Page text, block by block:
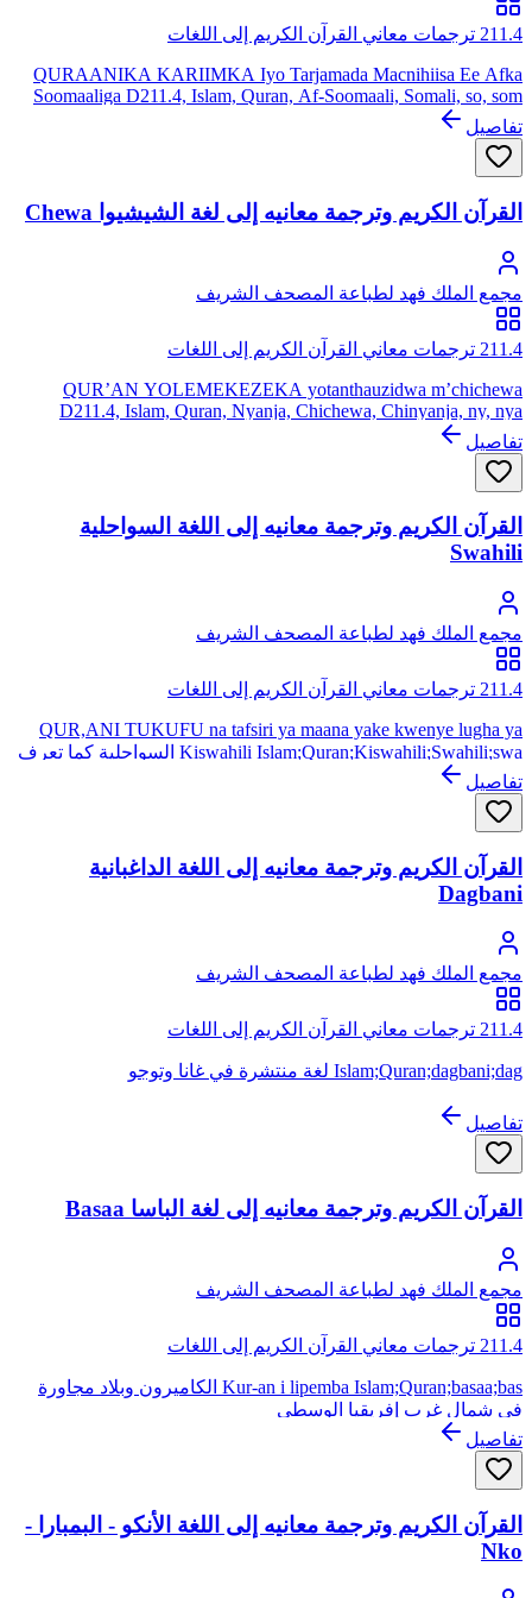
211.4 ترجمات معاني القرآن الكريم إلى اللغات
QURAANIKA KARIIMKA Iyo Tarjamada Macnihiisa Ee Afka
Soomaaliga D211.4, Islam, Quran, Af-Soomaali, Somali, so, som
تفاصيل
القرآن الكريم وترجمة معانيه إلى لغة الشيشيوا Chewa
مجمع الملك فهد لطباعة المصحف الشريف
211.4 ترجمات معاني القرآن الكريم إلى اللغات
QUR’AN YOLEMEKEZEKA yotanthauzidwa m’chichewa
D211.4, Islam, Quran, Nyanja, Chichewa, Chinyanja, ny, nya
الشيشيوا أو الشيشوا هي اللغة المحلية في ملاوي بأفريقيا وأيضا في
موزبيق وزامبيا وزيمبابوي، وهي تنتمي للغات البانتو
تفاصيل
القرآن الكريم وترجمة معانيه إلى اللغة السواحلية
Swahili
مجمع الملك فهد لطباعة المصحف الشريف
211.4 ترجمات معاني القرآن الكريم إلى اللغات
QUR,ANI TUKUFU na tafsiri ya maana yake kwenye lugha ya
Kiswahili Islam;Quran;Kiswahili;Swahili;swa السواحلية كما تعرف
باسم اللسان السواحلي هي لغة بانتو، وهي لغة رسمية لكينيا وتنزانيا
وأوغندا ، ولغة تواصل مشترك في منطقة البحيرات العظمى وأجزاء
من شرق وجنوب شرقي أفريقيا وتتضمن رواندا وبوروندي
تفاصيل
القرآن الكريم وترجمة معانيه إلى اللغة الداغبانية
Dagbani
مجمع الملك فهد لطباعة المصحف الشريف
211.4 ترجمات معاني القرآن الكريم إلى اللغات
Islam;Quran;dagbani;dag لغة منتشرة في غانا وتوجو
تفاصيل
القرآن الكريم وترجمة معانيه إلى لغة الباسا Basaa
مجمع الملك فهد لطباعة المصحف الشريف
211.4 ترجمات معاني القرآن الكريم إلى اللغات
Kur-an i lipemba Islam;Quran;basaa;bas الكاميرون وبلاد مجاورة
في شمال غرب إفريقيا الوسطى
تفاصيل
القرآن الكريم وترجمة معانيه إلى اللغة الأنكو - البمبارا -
Nko